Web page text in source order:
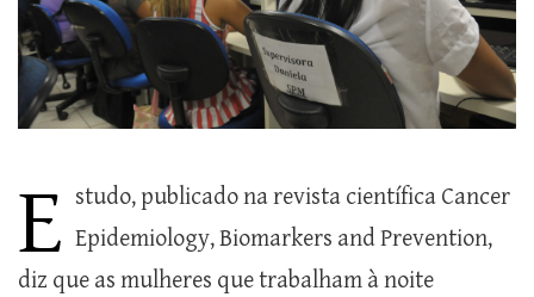
E studo, publicado na revista científica Cancer
Epidemiology, Biomarkers and Prevention,
diz que as mulheres que trabalham à noite